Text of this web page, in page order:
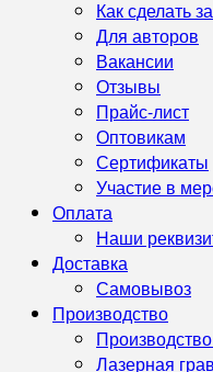
Как сделать
Для авторов
Вакансии
Отзывы
Прайс-лист
Оптовикам
Сертификаты
Участие в
Оплата
Наши
Доставка
Самовывоз
Производство
Лазерная